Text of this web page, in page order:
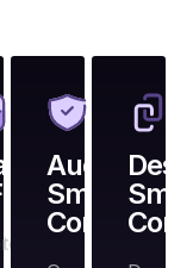
Auditoría
Smart
Contracts